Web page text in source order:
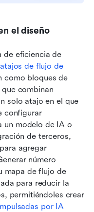
el diseño
de eficiencia de
de flujo de
como bloques de
combinan
solo atajo en el que
configurar
un modelo de IA o
de terceros,
agregar
número
mapa de flujo de
para reducir la
permitiéndoles crear
por IA